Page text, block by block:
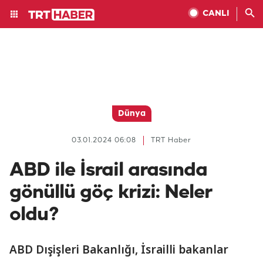
CANLI
Dünya
TRT Haber
03.01.2024 06:08
ABD ile İsrail arasında
gönüllü göç krizi: Neler
oldu?
ABD Dışişleri Bakanlığı, İsrailli bakanlar